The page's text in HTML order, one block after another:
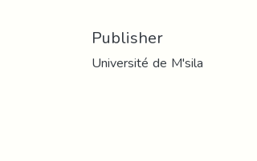
Publisher
Université de M'sila